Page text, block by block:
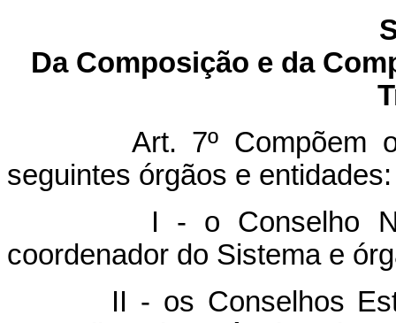
Da Composição e da
Art. 7º Compõem o
seguintes órgãos e entidades:
I - o Conselho
coordenador do Sistema e
II - os Conselhos